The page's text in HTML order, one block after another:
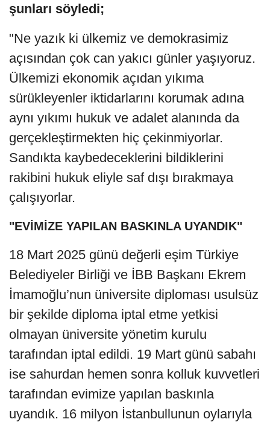
şunları söyledi;
"Ne yazık ki ülkemiz ve demokrasimiz
açısından çok can yakıcı günler yaşıyoruz.
Ülkemizi ekonomik açıdan yıkıma
sürükleyenler iktidarlarını korumak adına
aynı yıkımı hukuk ve adalet alanında da
gerçekleştirmekten hiç çekinmiyorlar.
Sandıkta kaybedeceklerini bildiklerini
rakibini hukuk eliyle saf dışı bırakmaya
çalışıyorlar.
"EVİMİZE YAPILAN BASKINLA UYANDIK"
18 Mart 2025 günü değerli eşim Türkiye
Belediyeler Birliği ve İBB Başkanı Ekrem
İmamoğlu’nun üniversite diploması usulsüz
bir şekilde diploma iptal etme yetkisi
olmayan üniversite yönetim kurulu
tarafından iptal edildi. 19 Mart günü sabahı
ise sahurdan hemen sonra kolluk kuvvetleri
tarafından evimize yapılan baskınla
uyandık. 16 milyon İstanbullunun oylarıyla